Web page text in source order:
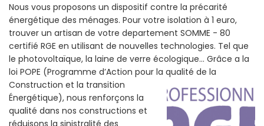
Nous vous proposons un dispositif contre la précarité
énergétique des ménages. Pour votre isolation à 1 euro,
trouver un artisan de votre departement SOMME - 80
certifié RGE en utilisant de nouvelles technologies. Tel que
le photovoltaïque, la laine de verre écologique... Grâce a la
loi POPE (Programme d’Action pour la qualité de la
Construction et la transition
Énergétique), nous renforçons la
qualité dans nos constructions et
réduisons la sinistralité des